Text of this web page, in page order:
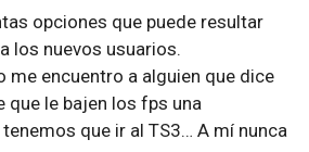
opciones que puede resultar
los nuevos usuarios.
me encuentro a alguien que dice
que le bajen los fps una
que ir al TS3… A mí nunca